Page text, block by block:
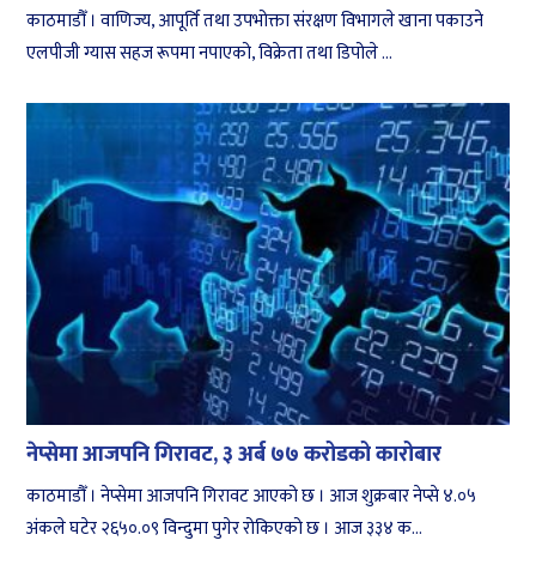
काठमाडौँ । वाणिज्य, आपूर्ति तथा उपभोक्ता संरक्षण विभागले खाना पकाउने
एलपीजी ग्यास सहज रूपमा नपाएको, विक्रेता तथा डिपोले ...
नेप्सेमा आजपनि गिरावट, ३ अर्ब ७७ करोडको कारोबार
काठमाडौँ । नेप्सेमा आजपनि गिरावट आएको छ । आज शुक्रबार नेप्से ४.०५
अंकले घटेर २६५०.०९ विन्दुमा पुगेर रोकिएको छ । आज ३३४ क...